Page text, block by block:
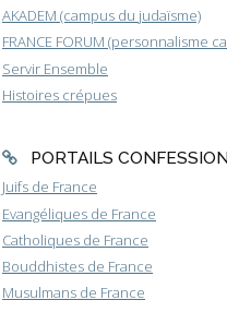
AKADEM (campus du judaïsme)
FRANCE FORUM (personnalisme
Servir Ensemble
Histoires crépues
PORTAILS
Juifs de France
Evangéliques de France
Catholiques de France
Bouddhistes de France
Musulmans de France